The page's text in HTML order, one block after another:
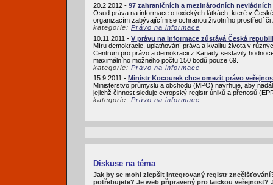
20.2.2012 - 97 zahraničních a mezinárodních
Osud práva na informace o toxických látkách, které v
organizacím zabývajícím se ochranou životního prostředí či
kategorie: Právo na informace
10.11.2011 - V právu na informace zůstává Česká
Míru demokracie, uplatňování práva a kvalitu života v
Centrum pro právo a demokracii z Kanady sestavily
maximálního možného počtu 150 bodů pouze 69.
kategorie: Právo na informace
15.9.2011 - Ministr Kocourek chce omezit právo
Ministerstvo průmyslu a obchodu (MPO) navrhuje, aby
jejichž činnost sleduje evropský registr úniků a přenosů
kategorie: Právo na informace
Diskuse na téma
Jak by se mohl zlepšit Integrovaný registr
potřebujete? Je web připravený pro laickou veřejnost?